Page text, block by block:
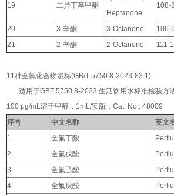
19 二异丁基甲酮
Heptanone
108-
20 3-辛酮 3-Octanone 106-
21
2-辛酮 2-Octanone 111-
11种全氟化合物混标(GB/T 5750.8-2023-83.1)
适用于GBT 5750.8-2023 生活饮用水标准检验方
100 μg/mL溶于甲醇，1mL/安瓿，Cat. No.: 48009
序号
中文名称 英文
1
全氟丁酸
2
全氟戊酸
3
全氟己酸
4
全氟庚酸